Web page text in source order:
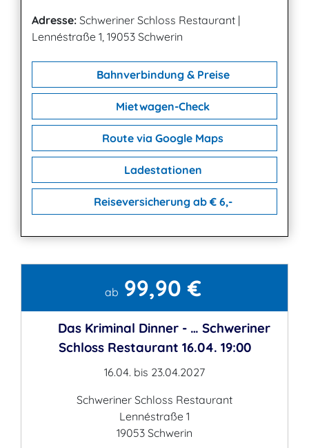
Adresse: Schweriner Schloss Restaurant |
Lennéstraße 1, 19053 Schwerin
Bahnverbindung & Preise
Mietwagen-Check
Route via Google Maps
Ladestationen
Reiseversicherung ab € 6,-
Kontaktab 99,90 €
Das Kriminal Dinner - … Schweriner
Schloss Restaurant 16.04. 19:00
16.04. bis 23.04.2027
Schweriner Schloss Restaurant
Lennéstraße 1
19053 Schwerin